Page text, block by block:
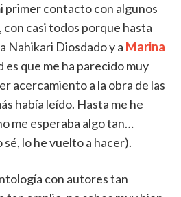
primer contacto con algunos
casi todos porque hasta
Nahikari Diosdado y a Marina
es que me ha parecido muy
acercamiento a la obra de las
había leído. Hasta me he
me esperaba algo tan…
lo he vuelto a hacer).
con autores tan